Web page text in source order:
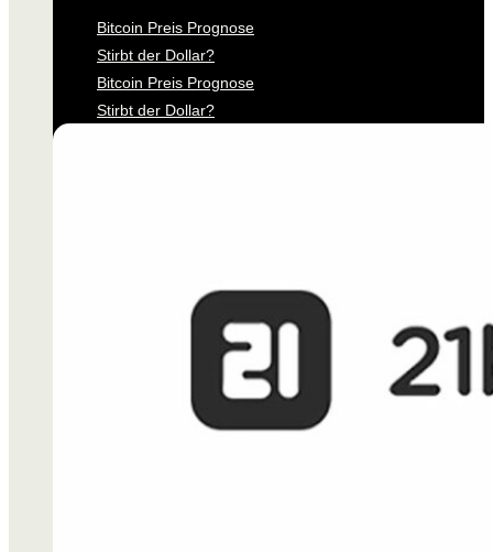
Bitcoin Preis Prognose
Stirbt der Dollar?
Bitcoin Preis Prognose
Stirbt der Dollar?